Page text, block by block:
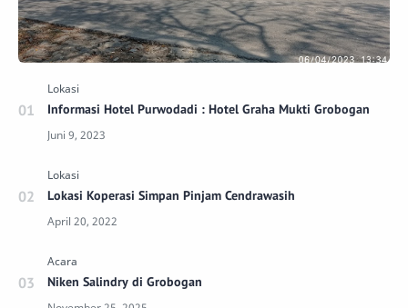
Informasi Hotel Purwodadi : Hotel Graha Mukti Grobogan
Lokasi Koperasi Simpan Pinjam Cendrawasih
Niken Salindry di Grobogan